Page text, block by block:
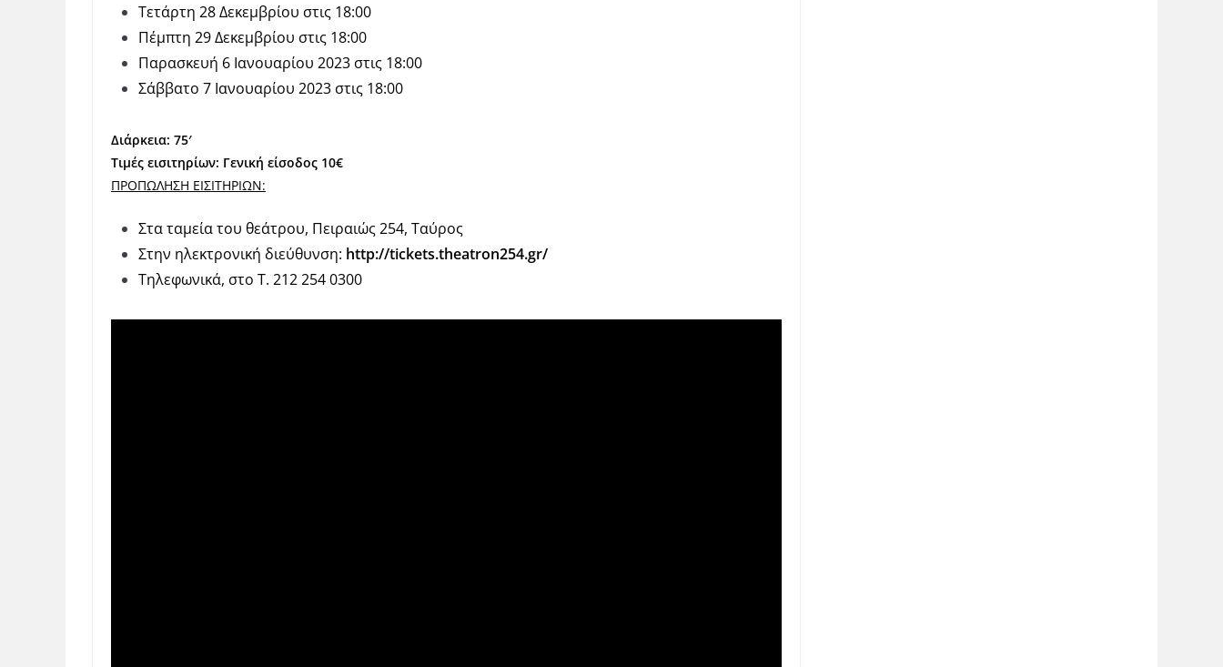
Τετάρτη 28 Δεκεμβρίου στις 18:00
Πέμπτη 29 Δεκεμβρίου στις 18:00
Παρασκευή 6 Ιανουαρίου 2023 στις 18:00
Σάββατο 7 Ιανουαρίου 2023 στις 18:00
Διάρκεια: 75′
Τιμές εισιτηρίων: Γενική είσοδος 10€
ΠΡΟΠΩΛΗΣΗ ΕΙΣΙΤΗΡΙΩΝ:
Στα ταμεία του θεάτρου, Πειραιώς 254, Ταύρος
Στην ηλεκτρονική διεύθυνση: http://tickets.theatron254.gr/
Τηλεφωνικά, στο T. 212 254 0300